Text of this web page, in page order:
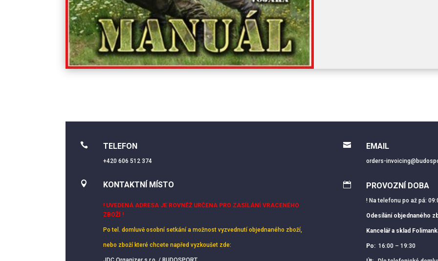
 TELEFON
+420 606 512 374
 KONTAKTNÍ MÍSTO
! UVEDENÁ ADRESA JE ROVNĚŽ URČENA PRO ZASÍLÁNÍ VRACENÉHO
ZBOŽÍ !
Po tel. domluvě osobní setkánía možnost vyzvednutí objednaného zboží,
nebo zboží které chcete napřed vyzkoušet zde:
 EMAIL
orders-
 PROVOZNÍ DOBA
! Na telefonu po až pá:
Odesílání objednaného
Kancelář a sklad
Po: 16:00 – 19:30